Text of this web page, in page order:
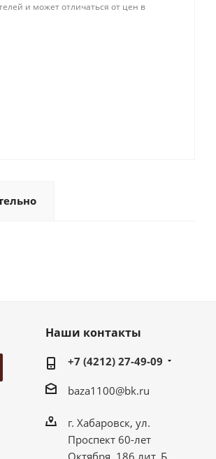
и может отличаться от цен в
Наши контакты
+7 (4212) 27-49-09
baza1100@bk.ru
г. Хабаровск, ул.
Проспект 60-лет
Октября, 186 лит. Б